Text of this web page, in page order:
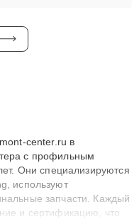
center.ru в
с профильным
Они специализируются
используют
запчасти. Каждый
и сертификацию, что